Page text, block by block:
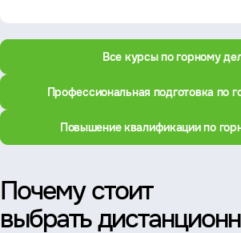
Все курсы по горному
Профессиональная подготовка по
Повышение квалификации по
Почему стоит
выбрать